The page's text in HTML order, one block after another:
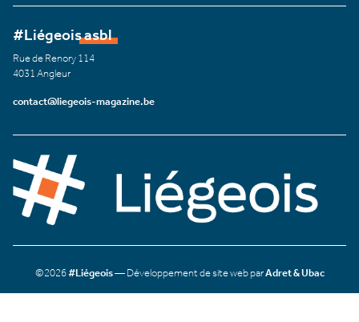
#Liégeois asbl
Rue de Renory 114
4031 Angleur
contact@liegeois-magazine.be
©2026#Liégeois— Développement de site web parAdret & Ubac